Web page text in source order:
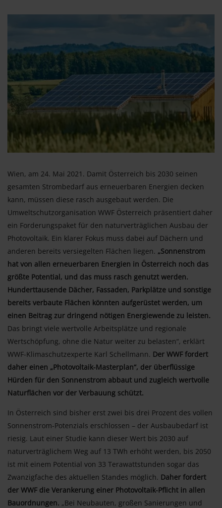
Wien, am 24. Mai 2021. Damit Österreich bis 2030 seinen
gesamten Strombedarf aus erneuerbaren Energien decken
kann, müssen diese rasch ausgebaut werden. Die
Umweltschutzorganisation WWF Österreich präsentiert daher
ein Forderungspaket für den naturverträglichen Ausbau der
Photovoltaik. Ein klarer Fokus muss dabei auf Dächern und
anderen bereits versiegelten Flächen liegen. „Sonnenstrom
hat von allen erneuerbaren Energien in Österreich noch das
größte Potential, und das muss rasch genutzt werden.
Hunderttausende Dächer, Fassaden, Parkplätze und sonstige
bereits verbaute Flächen könnten aufgerüstet werden, um
einen Beitrag zur dringend nötigen Energiewende zu leisten.
Das bringt viele wertvolle Arbeitsplätze und regionale
Wertschöpfung, ohne die Natur weiter zu belasten“, erklärt
WWF-Klimaschutzexperte Karl Schellmann. Der WWF fordert
daher einen „Photovoltaik-Masterplan“, der überflüssige
Hürden für den Sonnenstrom abbaut und zugleich wertvolle
Naturflächen vor der Verbauung schützt.
In Österreich sind bisher erst zwei bis drei Prozent des vollen
Sonnenstrom-Potenzials erschlossen – der Ausbaubedarf ist
riesig. Laut einer Studie kann dieser Wert bis 2030 auf
naturverträglichem Weg auf 13 TWh erhöht werden, bis 2050
ist mit einem Potential von 33 Terawattstunden sogar das
Zwanzigfache des aktuellen Standes möglich. Daher fordert
der WWF die Verankerung einer Photovoltaik-Pflicht in allen
Bauordnungen. „Bei Neubauten, großen Sanierungen und